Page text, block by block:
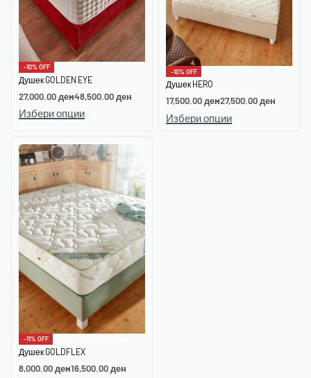
-10% OFF
Душек GOLDEN EYE
27,000.00ден48,500.00ден
Избери опции
-10% OFF
Душек HERO
17,500.00ден27,500.00ден
Избери опции
-11% OFF
Душек GOLDFLEX
8,000.00ден16,500.00ден